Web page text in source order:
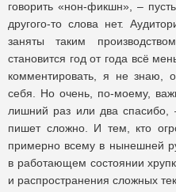
говорить «нон-фикшн», –
другого-то слова нет.
заняты таким
становится год от года всё
комментировать, я не знаю,
себя. Но очень, по-моему,
лишний раз или два спасибо,
пишет сложно. И тем, кто
примерно всему в нынешней
в работающем состоянии
и распространения сложных